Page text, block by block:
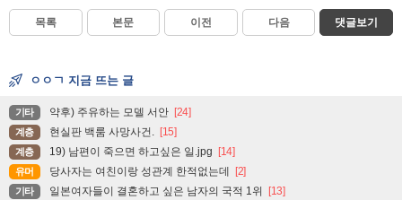
목록 본문 이전 다음 댓글보기
ㅇㅇㄱ 지금 뜨는 글
기타 약후) 주유하는 모델 서안 [24]
계층 현실판 백룸 사망사건. [15]
계층 19) 남편이 죽으면 하고싶은 일.jpg [14]
유머 당사자는 여친이랑 성관계 한적없는데 [2]
기타 일본여자들이 결혼하고 싶은 남자의 국적 1위 [13]